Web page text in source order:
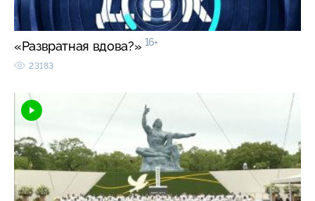
«Развратная вдова?» 16+
23183